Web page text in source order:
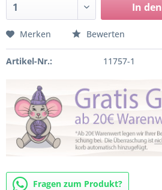
In den
Merken Bewerten
Artikel-Nr.: 11757-1
Fragen zum Produkt?